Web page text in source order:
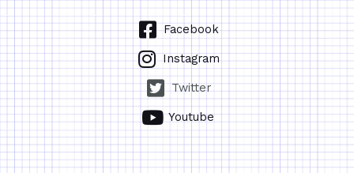
Facebook
Instagram
Twitter
Youtube